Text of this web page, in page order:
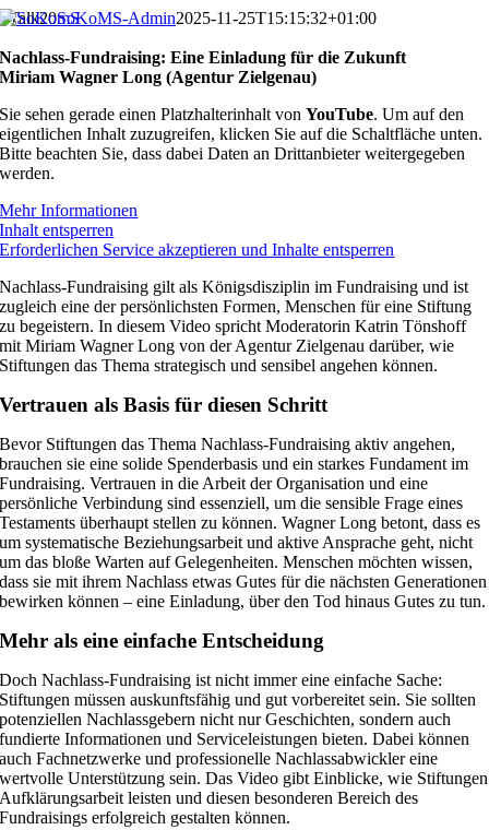
Zum
springen
Talk20SoKoMS-Admin2025-11-25T15:15:32+01:00
Nachlass-Fundraising: Eine Einladung für die Zukunft
Miriam Wagner Long (Agentur Zielgenau)
Sie sehen gerade einen Platzhalterinhalt vonYouTube. Um auf den
eigentlichen Inhalt zuzugreifen, klicken Sie auf die Schaltfläche unten.
Bitte beachten Sie, dass dabei Daten an Drittanbieter weitergegeben
werden.
Mehr Informationen
Inhalt entsperren
Erforderlichen Service akzeptieren und Inhalte entsperren
Nachlass-Fundraising gilt als Königsdisziplin im Fundraising und ist
zugleich eine der persönlichsten Formen, Menschen für eine Stiftung
zu begeistern. In diesem Video spricht Moderatorin Katrin Tönshoff
mit Miriam Wagner Long von der Agentur Zielgenau darüber, wie
Stiftungen das Thema strategisch und sensibel angehen können.
Vertrauen als Basis für diesen Schritt
Bevor Stiftungen das Thema Nachlass-Fundraising aktiv angehen,
brauchen sie eine solide Spenderbasis und ein starkes Fundament im
Fundraising. Vertrauen in die Arbeit der Organisation und eine
persönliche Verbindung sind essenziell, um die sensible Frage eines
Testaments überhaupt stellen zu können. Wagner Long betont, dass es
um systematische Beziehungsarbeit und aktive Ansprache geht, nicht
um das bloße Warten auf Gelegenheiten. Menschen möchten wissen,
dass sie mit ihrem Nachlass etwas Gutes für die nächsten Generationen
bewirken können – eine Einladung, über den Tod hinaus Gutes zu tun.
Mehr als eine einfache Entscheidung
Doch Nachlass-Fundraising ist nicht immer eine einfache Sache:
Stiftungen müssen auskunftsfähig und gut vorbereitet sein. Sie sollten
potenziellen Nachlassgebern nicht nur Geschichten, sondern auch
fundierte Informationen und Serviceleistungen bieten. Dabei können
auch Fachnetzwerke und professionelle Nachlassabwickler eine
wertvolle Unterstützung sein. Das Video gibt Einblicke, wie Stiftungen
Aufklärungsarbeit leisten und diesen besonderen Bereich des
Fundraisings erfolgreich gestalten können.